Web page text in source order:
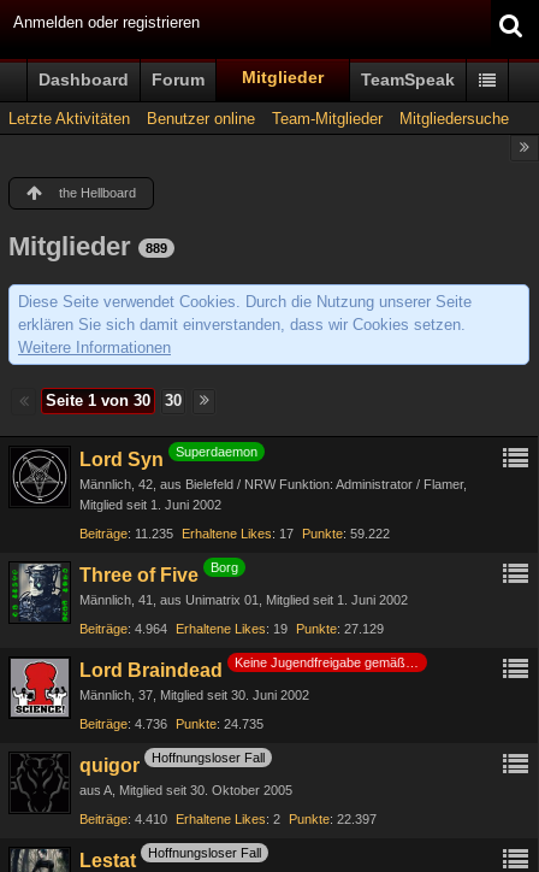
Anmelden oder registrieren
Dashboard Forum Mitglieder TeamSpeak
Letzte Aktivitäten Benutzer online Team-Mitglieder Mitgliedersuche
the Hellboard
Mitglieder 889
Diese Seite verwendet Cookies. Durch die Nutzung unserer Seite
erklären Sie sich damit einverstanden, dass wir Cookies setzen.
Weitere Informationen
Seite 1 von 30 30
Lord Syn Superdaemon
Männlich 42 aus Bielefeld / NRW Funktion: Administrator / Flamer
Mitglied seit 1. Juni 2002
Beiträge 11.235 Erhaltene Likes 17 Punkte 59.222
Three of Five Borg
Männlich 41 aus Unimatrix 01
Mitglied seit 1. Juni 2002
Beiträge 4.964 Erhaltene Likes 19 Punkte 27.129
Lord Braindead
Männlich 37 Mitglied seit 30. Juni 2002
Beiträge 4.736 Punkte 24.735
quigor Hoffnungsloser Fall
aus A Mitglied seit 30. Oktober 2005
Beiträge 4.410 Erhaltene Likes 2 Punkte 22.397
Lestat Hoffnungsloser Fall